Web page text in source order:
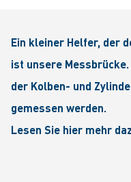
Ein kleiner Helfer, der
ist unsere
der Kolben- und
gemessen werden.
Lesen Sie hier mehr